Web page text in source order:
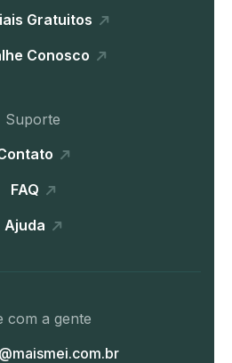
Gratuitos
Conosco
Suporte
FAQ
Ajuda
com a gente